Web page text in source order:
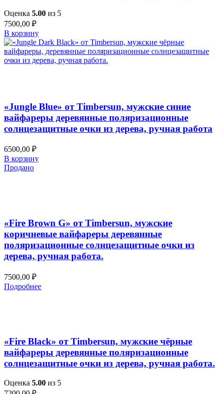
Оценка 5.00 из 5
7500,00 ₽
В корзину
«Jungle Blue» от Timbersun, мужские синие
вайфареры деревянные поляризационные
солнцезащитные очки из дерева, ручная работа
6500,00 ₽
В корзину
Продано
«Fire Brown G» от Timbersun, мужские
коричневые вайфареры деревянные
поляризационные солнцезащитные очки из
дерева, ручная работа.
7500,00 ₽
Подробнее
«Fire Black» от Timbersun, мужские чёрные
вайфареры деревянные поляризационные
солнцезащитные очки из дерева, ручная работа.
Оценка 5.00 из 5